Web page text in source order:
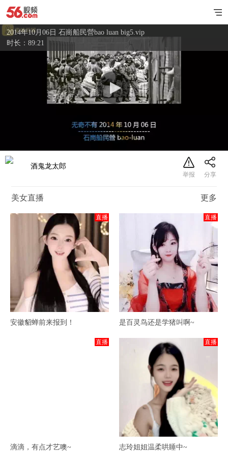
2014年10月06日 石崗船民營bao luan big5.vip
时长：89:21
酒鬼龙太郎
美女直播 更多
直播
安徽貂蝉前来报到！
直播
是百灵鸟还是学猪叫啊~
直播
滴滴，有点才艺噢~
直播
志玲姐姐温柔哄睡中~